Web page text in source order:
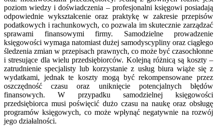
poziom wiedzy i doświadczenia – profesjonalni księgowi posiadają
odpowiednie wykształcenie oraz praktykę w zakresie przepisów
podatkowych i rachunkowych, co pozwala im skutecznie zarządzać
sprawami finansowymi firmy. Samodzielne prowadzenie
księgowości wymaga natomiast dużej samodyscypliny oraz ciągłego
śledzenia zmian w przepisach prawnych, co może być czasochłonne
i stresujące dla wielu przedsiębiorców. Kolejną różnicą są koszty –
zatrudnienie specjalisty lub korzystanie z usług biura wiąże się z
wydatkami, jednak te koszty mogą być rekompensowane przez
oszczędność czasu oraz uniknięcie potencjalnych błędów
finansowych. W przypadku samodzielnej księgowości
przedsiębiorca musi poświęcić dużo czasu na naukę oraz obsługę
programów księgowych, co może wpłynąć negatywnie na rozwój
jego działalności.